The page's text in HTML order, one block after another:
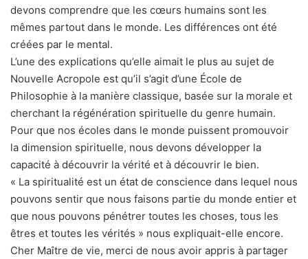
devons comprendre que les cœurs humains sont les
mêmes partout dans le monde. Les différences ont été
créées par le mental.
L’une des explications qu’elle aimait le plus au sujet de
Nouvelle Acropole est qu’il s’agit d’une École de
Philosophie à la manière classique, basée sur la morale et
cherchant la régénération spirituelle du genre humain.
Pour que nos écoles dans le monde puissent promouvoir
la dimension spirituelle, nous devons développer la
capacité à découvrir la vérité et à découvrir le bien.
« La spiritualité est un état de conscience dans lequel nous
pouvons sentir que nous faisons partie du monde entier et
que nous pouvons pénétrer toutes les choses, tous les
êtres et toutes les vérités » nous expliquait-elle encore.
Cher Maître de vie, merci de nous avoir appris à partager